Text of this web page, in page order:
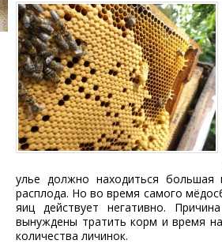
улье должно находиться
расплода. Но во время самого
яиц действует негативно.
вынуждены тратить корм и время
количества личинок.